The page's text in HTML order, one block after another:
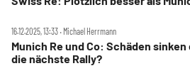
16.12.2025, 13:33 ‧ Michael Herrmann
Munich Re und Co: Schäden
die nächste Rally?